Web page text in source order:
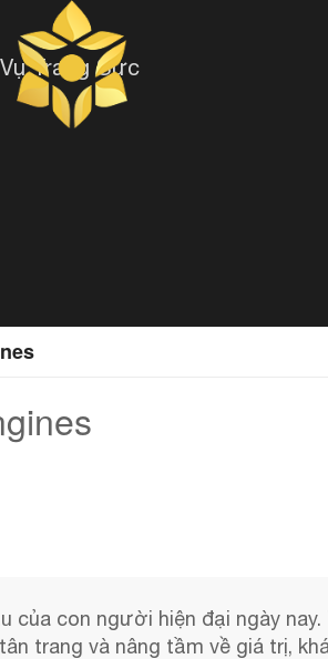
Trang Sức
con người hiện đại ngày nay.
trang và nâng tầm về giá trị,